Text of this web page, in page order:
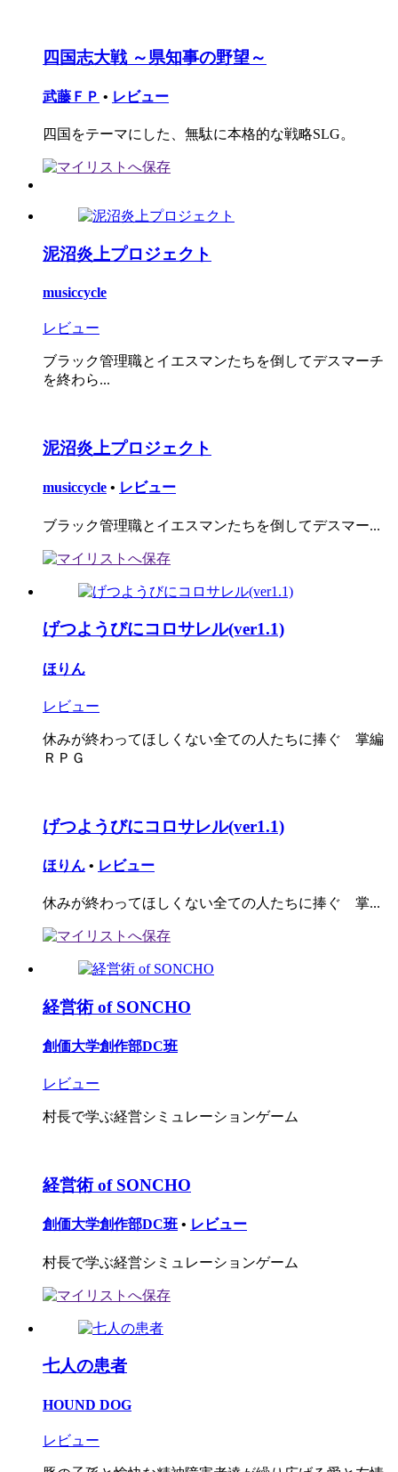
四国志大戦 ～県知事の野望～
武藤ＦＰ • レビュー
四国をテーマにした、無駄に本格的な戦略SLG。
泥沼炎上プロジェクト
musiccycle
レビュー
ブラック管理職とイエスマンたちを倒してデスマーチ
を終わら...
泥沼炎上プロジェクト
musiccycle • レビュー
ブラック管理職とイエスマンたちを倒してデスマー...
げつようびにコロサレル(ver1.1)
ほりん
レビュー
休みが終わってほしくない全ての人たちに捧ぐ 掌編
ＲＰＧ
げつようびにコロサレル(ver1.1)
ほりん • レビュー
休みが終わってほしくない全ての人たちに捧ぐ 掌...
経営術 of SONCHO
創価大学創作部DC班
レビュー
村長で学ぶ経営シミュレーションゲーム
経営術 of SONCHO
創価大学創作部DC班 • レビュー
村長で学ぶ経営シミュレーションゲーム
七人の患者
HOUND DOG
レビュー